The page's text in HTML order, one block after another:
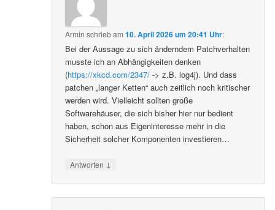
Armin schriebam10. April 2026 um 20:41 Uhr:
Bei der Aussage zu sich änderndem Patchverhalten
musste ich an Abhängigkeiten denken
(https://xkcd.com/2347/ -> z.B. log4j). Und dass
patchen „langer Ketten“ auch zeitlich noch kritischer
werden wird. Vielleicht sollten große
Softwarehäuser, die sich bisher hier nur bedient
haben, schon aus Eigeninteresse mehr in die
Sicherheit solcher Komponenten investieren…
Antworten ↓